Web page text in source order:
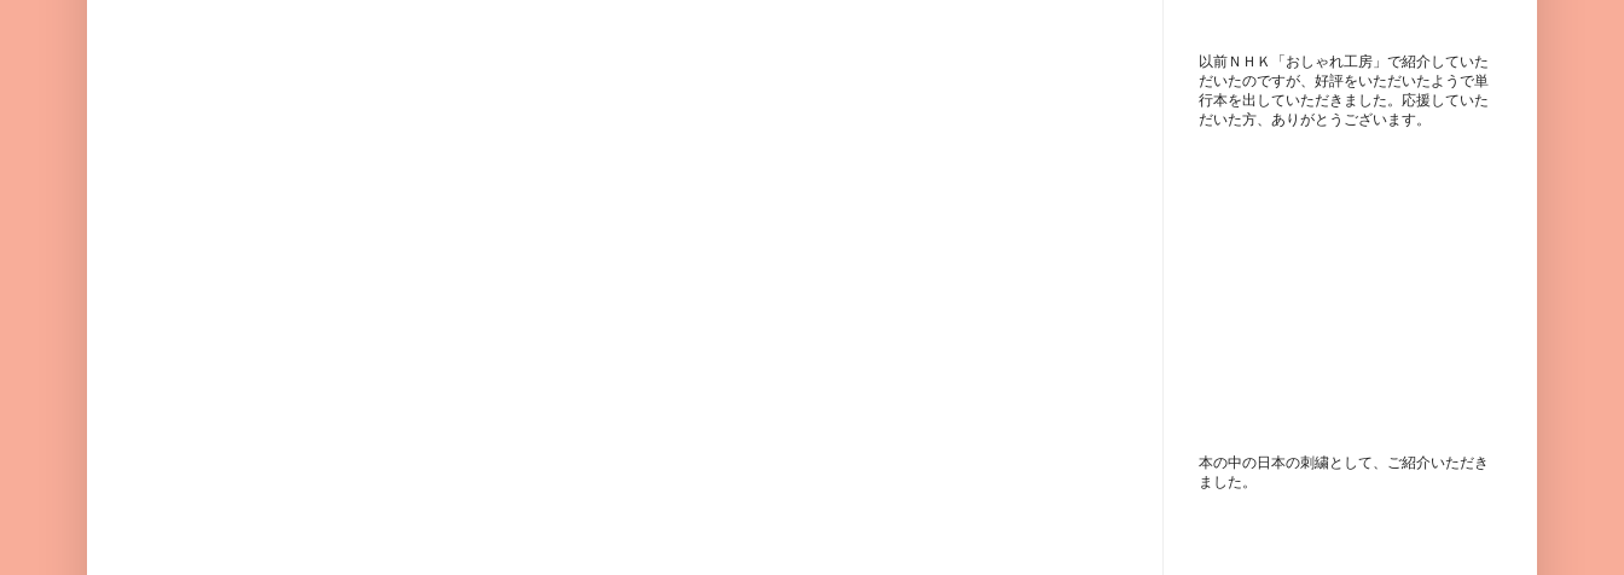
以前ＮＨＫ「おしゃれ工房」で紹介していた
だいたのですが、好評をいただいたようで単
行本を出していただきました。応援していた
だいた方、ありがとうございます。
本の中の日本の刺繍として、ご紹介いただき
ました。